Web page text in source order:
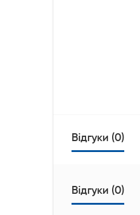
Відгуки (0)
Відгуки (0)